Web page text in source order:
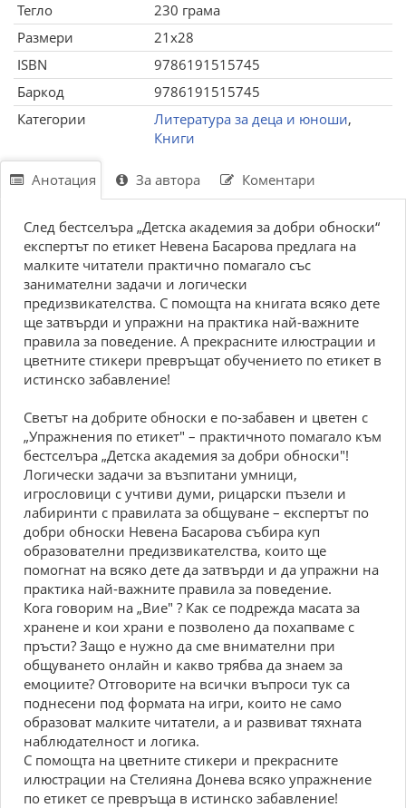
Тегло
230 грама
Размери
21x28
ISBN
9786191515745
Баркод
9786191515745
Категории
Литература за деца и юноши,
Книги
Анотация За автора Коментари
След бестселъра „Детска академия за добри обноски“
експертът по етикет Невена Басарова предлага на
малките читатели практично помагало със
занимателни задачи и логически
предизвикателства. С помощта на книгата всяко дете
ще затвърди и упражни на практика най-важните
правила за поведение. А прекрасните илюстрации и
цветните стикери превръщат обучението по етикет в
истинско забавление!
Светът на добрите обноски е по-забавен и цветен с
„Упражнения по етикет" – практичното помагало към
бестселъра „Детска академия за добри обноски"!
Логически задачи за възпитани умници,
игрословици с учтиви думи, рицарски пъзели и
лабиринти с правилата за общуване – експертът по
добри обноски Невена Басарова събира куп
образователни предизвикателства, които ще
помогнат на всяко дете да затвърди и да упражни на
практика най-важните правила за поведение.
Кога говорим на „Вие" ? Как се подрежда масата за
хранене и кои храни е позволено да похапваме с
пръсти? Защо е нужно да сме внимателни при
общуването онлайн и какво трябва да знаем за
емоциите? Отговорите на всички въпроси тук са
поднесени под формата на игри, които не само
образоват малките читатели, а и развиват тяхната
наблюдателност и логика.
С помощта на цветните стикери и прекрасните
илюстрации на Стелияна Донева всяко упражнение
по етикет се превръща в истинско забавление!